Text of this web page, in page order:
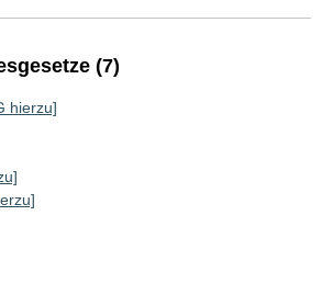
(7)
hierzu]